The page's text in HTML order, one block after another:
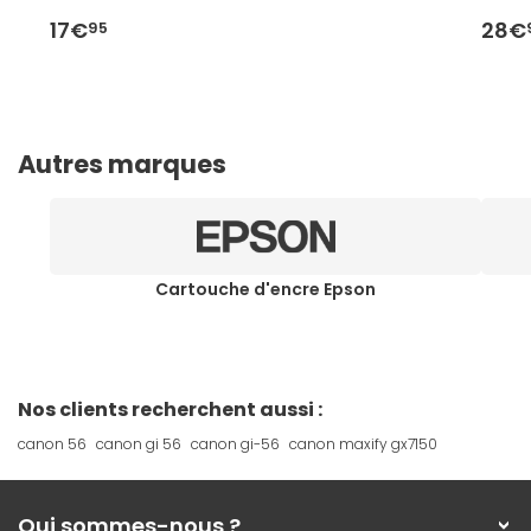
17€95 28€
Autres marques
Cartouche d'encre Epson
Nos clients recherchent aussi :
canon 56 canon gi 56 canon gi-56 canon maxify gx7150